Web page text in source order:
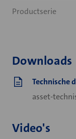
Productserie
Downloads
Technische
asset-
Video's